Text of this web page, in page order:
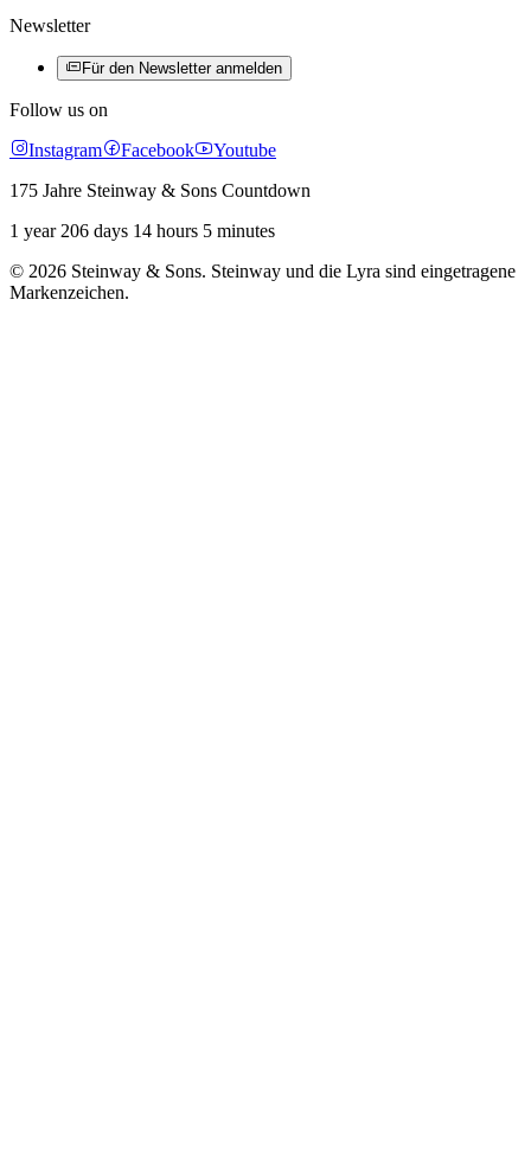
Newsletter
Für den Newsletter anmelden
Follow us on
Instagram
Facebook
Youtube
175 Jahre Steinway & Sons Countdown
1 year 206 days 14 hours 5 minutes
© 2026 Steinway & Sons. Steinway und die Lyra sind eingetragene
Markenzeichen.